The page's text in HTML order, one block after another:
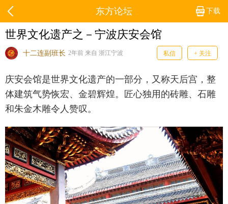
下载
东方论坛
世界文化遗产之－宁波庆安会馆
十二连副班长 2年前 来自 浙江宁波 私信 + 关注
庆安会馆是世界文化遗产的一部分，又称天后宫，整
体建筑气势恢宏、金碧辉煌。匠心独用的砖雕、石雕
和朱金木雕令人赞叹。